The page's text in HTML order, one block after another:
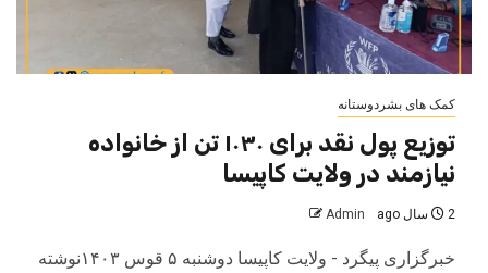
کمک های بشردوستانه
توزیع پول نقد برای ۱۰۳۰ تن از خانواده
نیازمند در ولایت کاپیسا
2 سال ago Admin
خبرگزاری پیگرد - ولایت کاپیسا دوشنبه ۵ قوس ۱۴۰۳نوشته